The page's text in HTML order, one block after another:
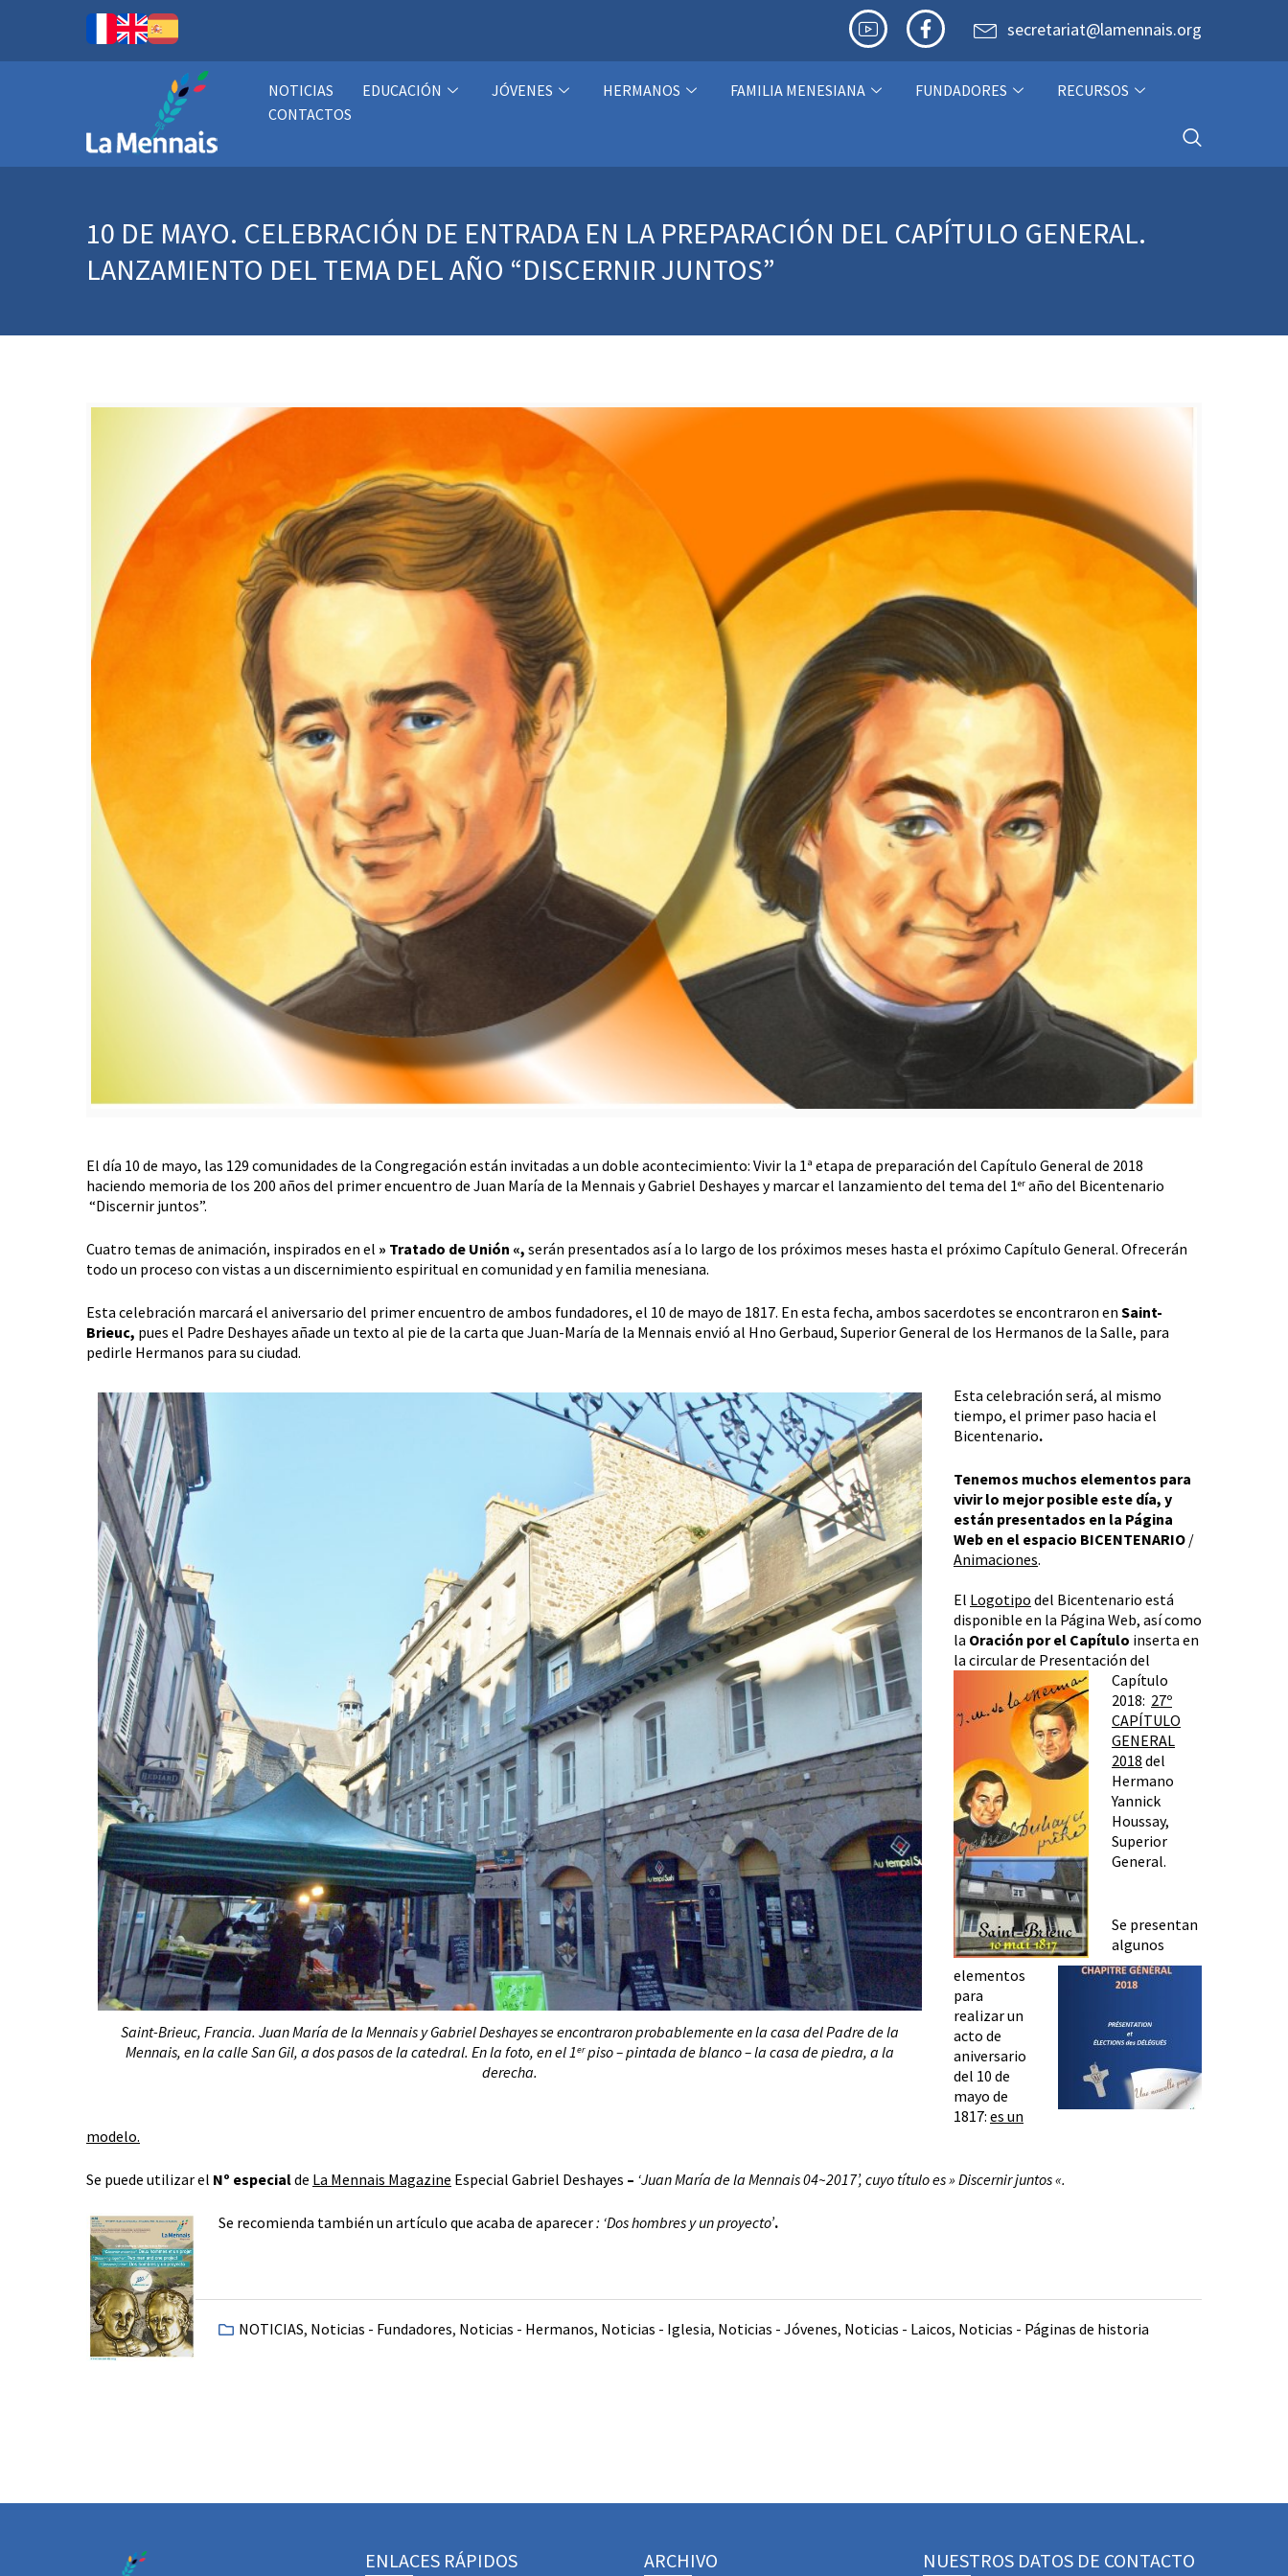
secretariat@lamennais.org
NOTICIAS EDUCACIÓN JÓVENES HERMANOS FAMILIA MENESIANA FUNDADORES
RECURSOS
CONTACTOS
10 DE MAYO. CELEBRACIÓN DE ENTRADA EN LA PREPARACIÓN DEL CAPÍTULO GENERAL.
LANZAMIENTO DEL TEMA DEL AÑO “DISCERNIR JUNTOS”
El día 10 de mayo, las 129 comunidades de la Congregación están invitadas a un doble acontecimiento: Vivir la 1ª etapa de preparación del Capítulo General de 2018
haciendo memoria de los 200 años del primer encuentro de Juan María de la Mennais y Gabriel Deshayes y marcar el lanzamiento del tema del 1er año del Bicentenario
“Discernir juntos”.
Cuatro temas de animación, inspirados en el » Tratado de Unión «, serán presentados así a lo largo de los próximos meses hasta el próximo Capítulo General. Ofrecerán
todo un proceso con vistas a un discernimiento espiritual en comunidad y en familia menesiana.
Esta celebración marcará el aniversario del primer encuentro de ambos fundadores, el 10 de mayo de 1817. En esta fecha, ambos sacerdotes se encontraron en Saint-
Brieuc, pues el Padre Deshayes añade un texto al pie de la carta que Juan-María de la Mennais envió al Hno Gerbaud, Superior General de los Hermanos de la Salle, para
pedirle Hermanos para su ciudad.
Saint-Brieuc, Francia. Juan María de la Mennais y Gabriel Deshayes se encontraron probablemente en la casa del Padre de la
Mennais, en la calle San Gil, a dos pasos de la catedral. En la foto, en el 1erpiso – pintada de blanco – la casa de piedra, a la
derecha.
Esta celebración será, al mismo
tiempo, el primer paso hacia el
Bicentenario.
Tenemos muchos elementos para
vivir lo mejor posible este día, y
están presentados en la Página
Web en el espacio BICENTENARIO /
Animaciones.
El Logotipo del Bicentenario está
disponible en la Página Web, así como
la Oración por el Capítulo inserta en
la circular de Presentación del
Capítulo
2018: 27º
CAPÍTULO
GENERAL
2018 del
Hermano
Yannick
Houssay,
Superior
General.
Se presentan
algunos
elementos
para
realizar un
acto de
aniversario
del 10 de
mayo de
1817: es un
modelo.
Se puede utilizar el Nº especialde La Mennais Magazine Especial Gabriel Deshayes – ‘Juan María de la Mennais 04~2017’, cuyo título es » Discernir juntos «.
Se recomienda también un artículo que acaba de aparecer: ‘Dos hombres y un proyecto’.
NOTICIAS, Noticias - Fundadores, Noticias - Hermanos, Noticias - Iglesia, Noticias - Jóvenes, Noticias - Laicos, Noticias - Páginas de historia
ENLACES RÁPIDOS ARCHIVO NUESTROS DATOS DE CONTACTO